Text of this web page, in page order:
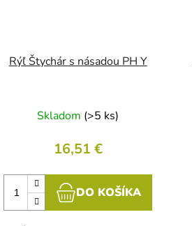
Rýľ Štychár s násadou PH Y
Skladom (>5 ks)
16,51 €
DO KOŠÍKA